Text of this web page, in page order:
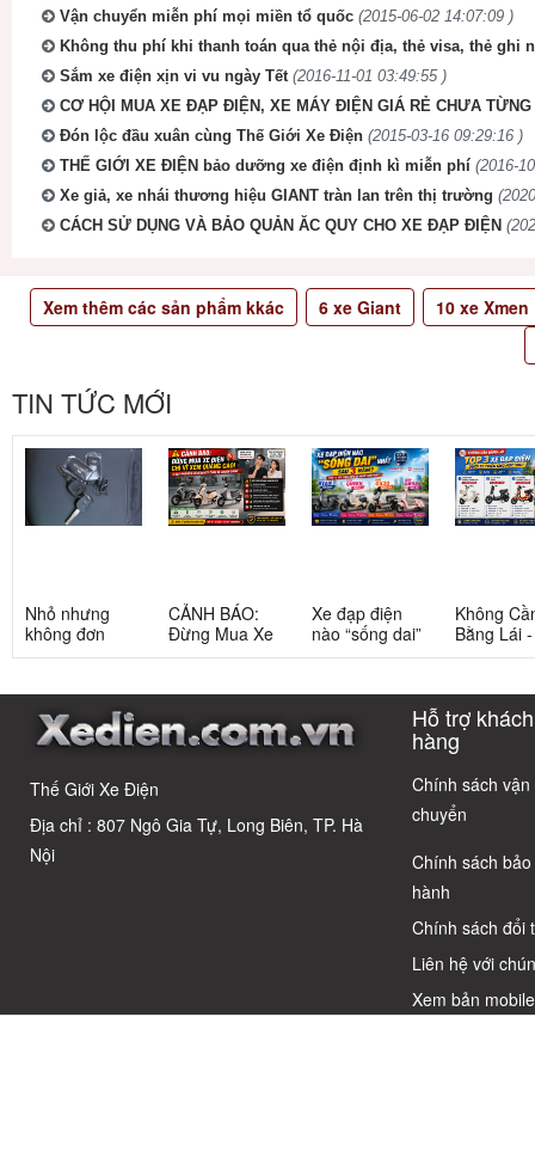
Vận chuyển miễn phí mọi miền tổ quốc (2015-06-02 14:07:09 )
Không thu phí khi thanh toán qua thẻ nội địa, thẻ visa, thẻ ghi
Sắm xe điện xịn vi vu ngày Tết (2016-11-01 03:49:55 )
CƠ HỘI MUA XE ĐẠP ĐIỆN, XE MÁY ĐIỆN GIÁ RẺ CHƯA TỪNG
Đón lộc đầu xuân cùng Thế Giới Xe Điện (2015-03-16 09:29:16 )
THẾ GIỚI XE ĐIỆN bảo dưỡng xe điện định kì miễn phí (2016-
Xe giả, xe nhái thương hiệu GIANT tràn lan trên thị trường
CÁCH SỬ DỤNG VÀ BẢO QUẢN ĂC QUY CHO XE ĐẠP ĐIỆN
Xem thêm các sản phẩm kkác 6xe Giant 10xe Xmen
TIN TỨC MỚI
Nhỏ nhưng
không đơn
giản: Sự thật
học sinh cấp 2
CẢNH BÁO:
Đừng Mua Xe
Điện Chỉ Vì
Cáo! 5 Bẫy
Quyết Chọn Xe
Chuẩn Chỉnh
Xe đạp điện
nào “sống dai”
nhất sau 5
có câu trả lời
Không
Bằng Lái
3 Xe Đạp
Cho Học
Thế Giới Xe Điện
Địa chỉ : 807 Ngô Gia Tự, Long Biên, TP. Hà
Nội
Hỗ trợ khách
hàng
Chính sách vận
chuyển
Chính sách bảo
hành
Chính sách đổi
Liên hệ với
Xem bản